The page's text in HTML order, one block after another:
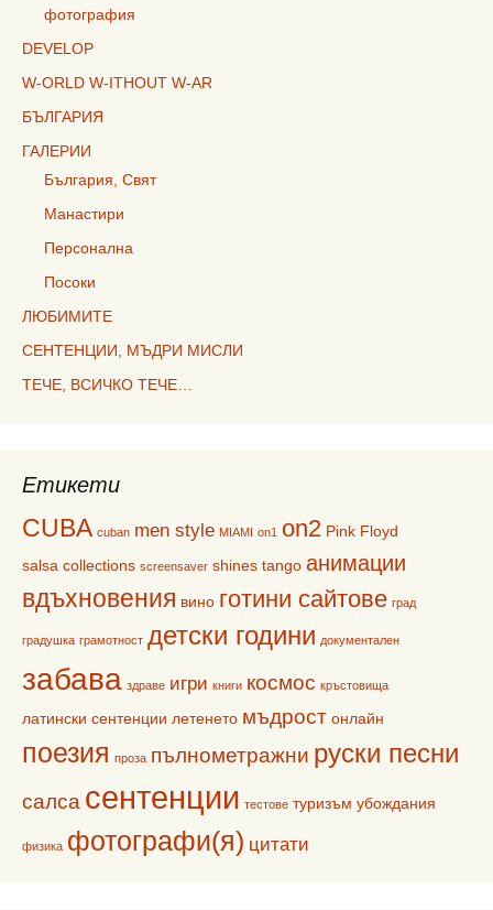
фотография
DEVELOP
W-ORLD W-ITHOUT W-AR
БЪЛГАРИЯ
ГАЛЕРИИ
България, Свят
Манастири
Персонална
Посоки
ЛЮБИМИТЕ
СЕНТЕНЦИИ, МЪДРИ МИСЛИ
ТЕЧЕ, ВСИЧКО ТЕЧЕ…
Етикети
CUBA cuban men style MIAMI on1 on2 Pink Floyd
salsa collections screensaver shines tango анимации
вдъхновения вино готини сайтове град
градушка грамотност детски години документален
забава здраве игри книги космос кръстовища
латински сентенции летенето мъдрост онлайн
поезия проза пълнометражни руски песни
салса сентенции тестове туризъм убождания
физика фотографи(я) цитати